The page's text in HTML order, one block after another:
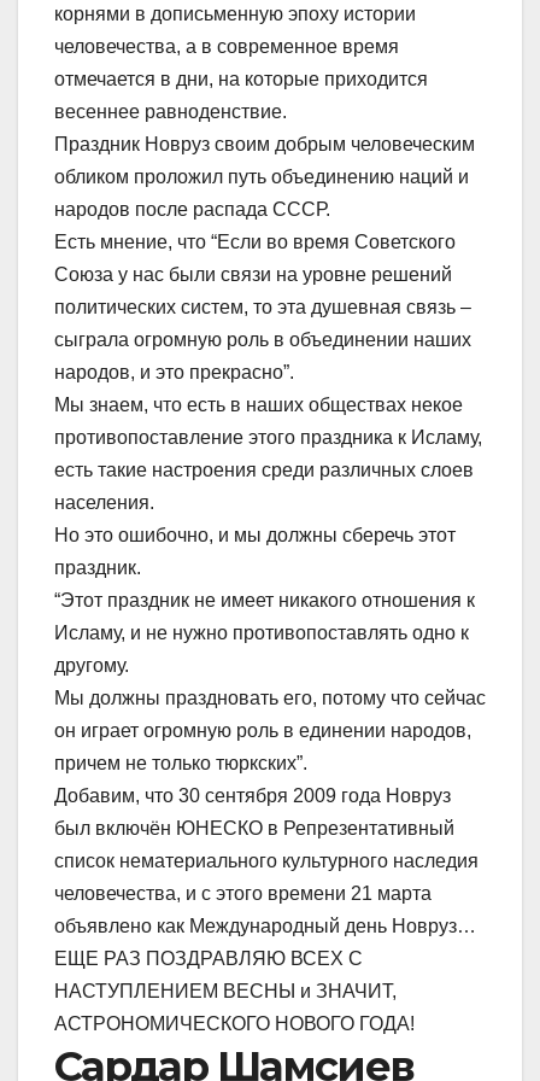
корнями в дописьменную эпоху истории
человечества, а в современное время
отмечается в дни, на которые приходится
весеннее равноденствие.
Праздник Новруз своим добрым человеческим
обликом проложил путь объединению наций и
народов после распада СССР.
Есть мнение, что “Если во время Советского
Союза у нас были связи на уровне решений
политических систем, то эта душевная связь –
сыграла огромную роль в объединении наших
народов, и это прекрасно”.
Мы знаем, что есть в наших обществах некое
противопоставление этого праздника к Исламу,
есть такие настроения среди различных слоев
населения.
Но это ошибочно, и мы должны сберечь этот
праздник.
“Этот праздник не имеет никакого отношения к
Исламу, и не нужно противопоставлять одно к
другому.
Мы должны праздновать его, потому что сейчас
он играет огромную роль в единении народов,
причем не только тюркских”.
Добавим, что 30 сентября 2009 года Новруз
был включён ЮНЕСКО в Репрезентативный
список нематериального культурного наследия
человечества, и с этого времени 21 марта
объявлено как Международный день Новруз…
ЕЩЕ РАЗ ПОЗДРАВЛЯЮ ВСЕХ С
НАСТУПЛЕНИЕМ ВЕСНЫ и ЗНАЧИТ,
АСТРОНОМИЧЕСКОГО НОВОГО ГОДА!
Сардар Шамсиев